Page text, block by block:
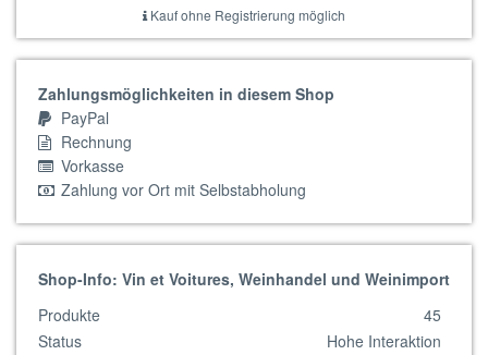
Kauf ohne Registrierung möglich
Zahlungsmöglichkeiten in diesem Shop
PayPal
Rechnung
Vorkasse
Zahlung vor Ort mit Selbstabholung
Shop-Info: Vin et Voitures, Weinhandel und Weinimport
Produkte
45
Status
Hohe Interaktion